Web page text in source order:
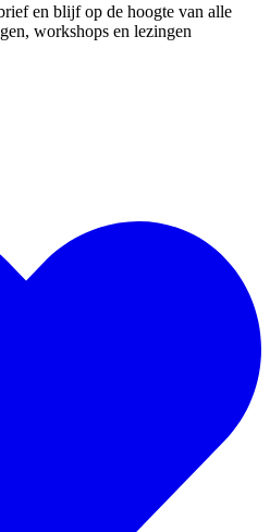
en blijf op de hoogte van alle
workshops en lezingen